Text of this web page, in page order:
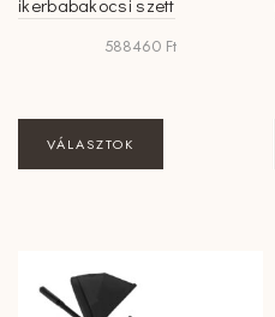
ikerbabakocsi szett
588460 Ft
VÁLASZTOK